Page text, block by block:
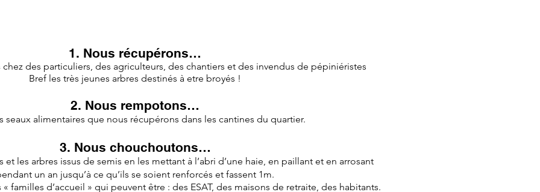
1. Nous récupérons…
chez des particuliers, des agriculteurs, des chantiers et des invendus de pépiniéristes
Bref les très jeunes arbres destinés à etre broyés !
2. Nous rempotons…
seaux alimentaires que nous récupérons dans les cantines du quartier.
3. Nous chouchoutons…
et les arbres issus de semis en les mettant à l’abri d’une haie, en paillant et en arrosant
un an jusqu’à ce qu’ils se soient renforcés et fassent 1m.
familles d’accueil » qui peuvent être : des ESAT, des maisons de retraite, des habitants.